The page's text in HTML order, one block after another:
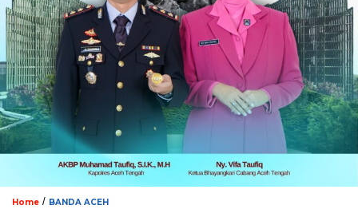
Home / BANDA ACEH